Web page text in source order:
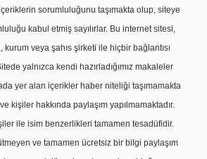
sorumluluğunu taşımakta olup, siteye
kabul etmiş sayılırlar. Bu internet sitesi,
kurum veya şahıs şirketi ile hiçbir bağlantısı
yalnızca kendi hazırladığımız makaleler
yer alan içerikler haber niteliği taşımamakta
kişiler hakkında paylaşım yapılmamaktadır.
ile isim benzerlikleri tamamen tesadüfidir.
ve tamamen ücretsiz bir bilgi paylaşım